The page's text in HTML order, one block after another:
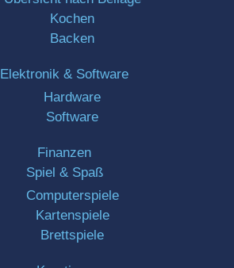
Kochen
Backen
Elektronik & Software
Hardware
Software
Finanzen
Spiel & Spaß
Computerspiele
Kartenspiele
Brettspiele